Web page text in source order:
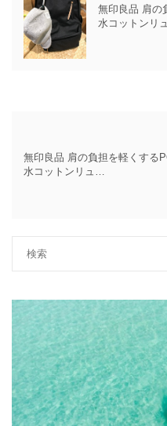
無印良品 肩の
水コットンリ
無印良品 肩の負担を軽くする
水コットンリュ…